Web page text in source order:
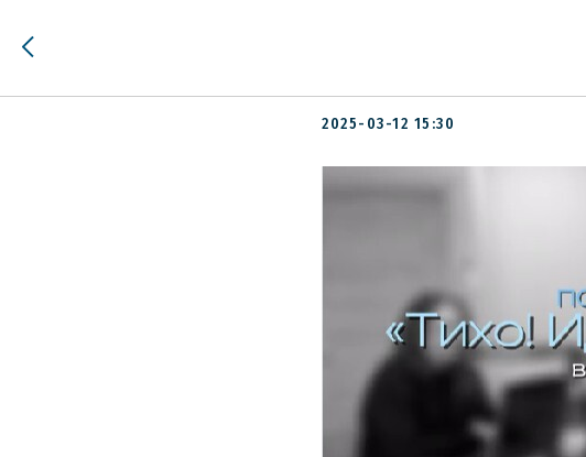
Первый
Юлией
2025-03-12 15:30